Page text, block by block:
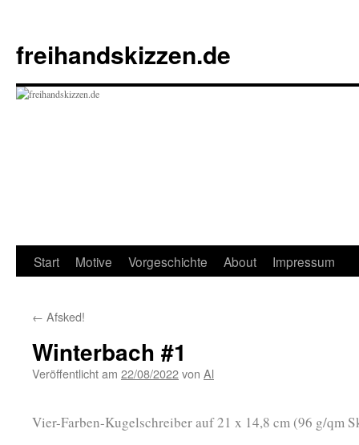
springen
freihandskizzen.de
Start Motive Vorgeschichte About Impressum
← Afsked!
Winterbach #1
Veröffentlicht am 22/08/2022von Al
Vier-Farben-Kugelschreiber auf 21 x 14,8 cm (96 g/qm